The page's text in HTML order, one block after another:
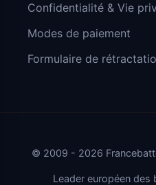
Confidentialité & Vie
Modes de paiement
Formulaire de
© 2009 - 2026
Leader européen des